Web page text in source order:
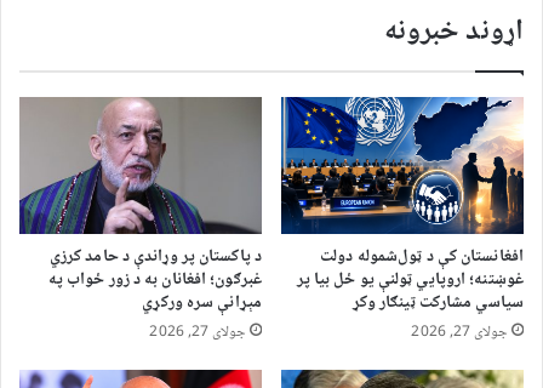
اړوند خبرونه
افغانستان کې د ټول‌شموله دولت
غوښتنه؛ اروپايي ټولنې یو ځل بیا پر
سیاسي مشارکت ټینګار وکړ
جولای 27, 2026
د پاکستان پر وړاندې د حامد کرزي
غبرګون؛ افغانان به د زور ځواب په
مېړانې سره ورکړي
جولای 27, 2026